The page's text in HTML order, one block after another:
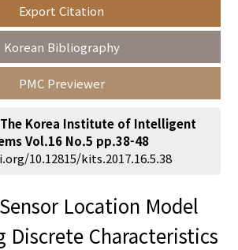
Advanced Search
Export Citation
Korean Bibliography
PMC Previewer
Korea Institute of Intelligent
Vol.16 No.5 pp.38-48
10.12815/kits.2017.16.5.38
Location Model
Discrete Characteristics